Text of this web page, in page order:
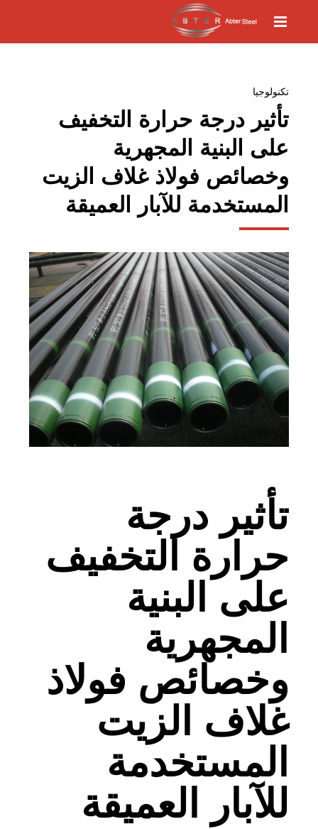
تكنولوجيا
تأثير درجة حرارة التخفيف
على البنية المجهرية
وخصائص فولاذ غلاف الزيت
المستخدمة للآبار العميقة
تأثير درجة
حرارة التخفيف
على البنية
المجهرية
وخصائص فولاذ
غلاف الزيت
المستخدمة
للآبار العميقة